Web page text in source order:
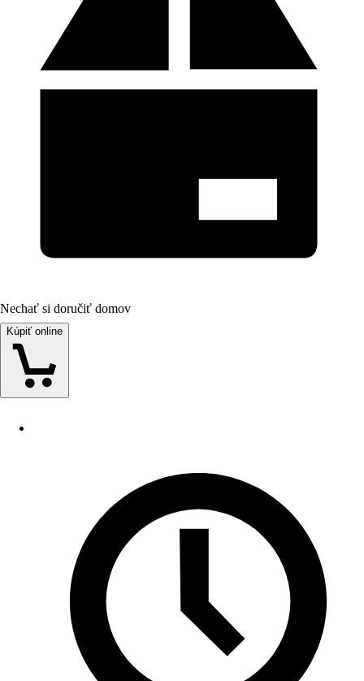
Nechať si doručiť domov
Kúpiť online